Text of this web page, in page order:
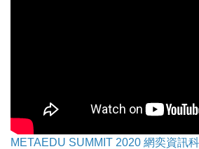
METAEDU SUMMIT 2020 網奕資訊